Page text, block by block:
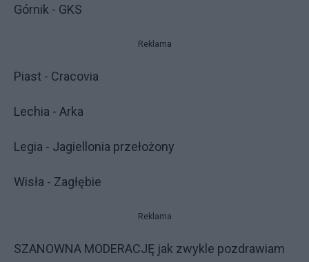
Górnik - GKS
Reklama
Piast - Cracovia
Lechia - Arka
Legia - Jagiellonia przełożony
Wisła - Zagłębie
Reklama
SZANOWNA MODERACJĘ jak zwykle pozdrawiam